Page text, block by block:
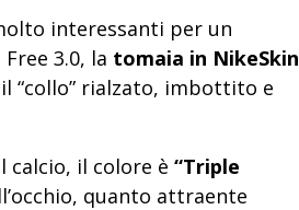
interessanti per un
3.0, la tomaia in NikeSkin
“collo” rialzato, imbottito e
calcio, il colore è “Triple
quanto attraente